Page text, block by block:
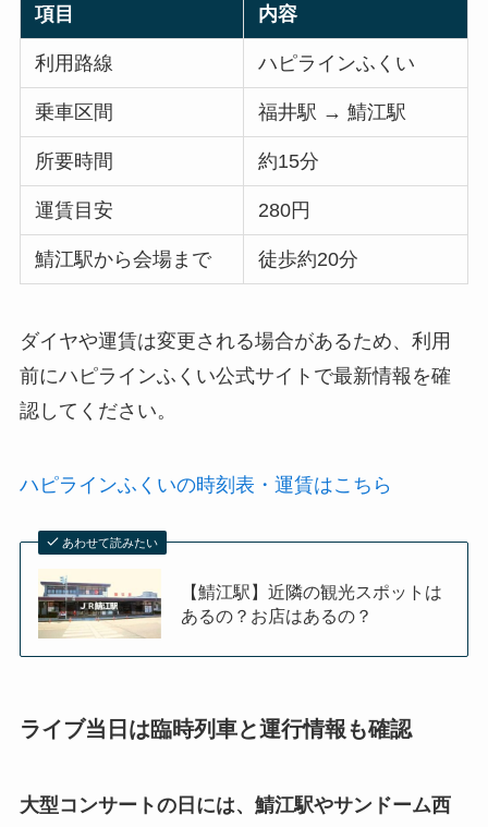
項目 内容
利用路線 ハピラインふくい
乗車区間 福井駅 → 鯖江駅
所要時間 約15分
運賃目安 280円
鯖江駅から会場まで 徒歩約20分
ダイヤや運賃は変更される場合があるため、利用
前にハピラインふくい公式サイトで最新情報を確
認してください。
ハピラインふくいの時刻表・運賃はこちら
あわせて読みたい
【鯖江駅】近隣の観光スポットは
あるの？お店はあるの？
ライブ当日は臨時列車と運行情報も確認
大型コンサートの日には、鯖江駅やサンドーム西